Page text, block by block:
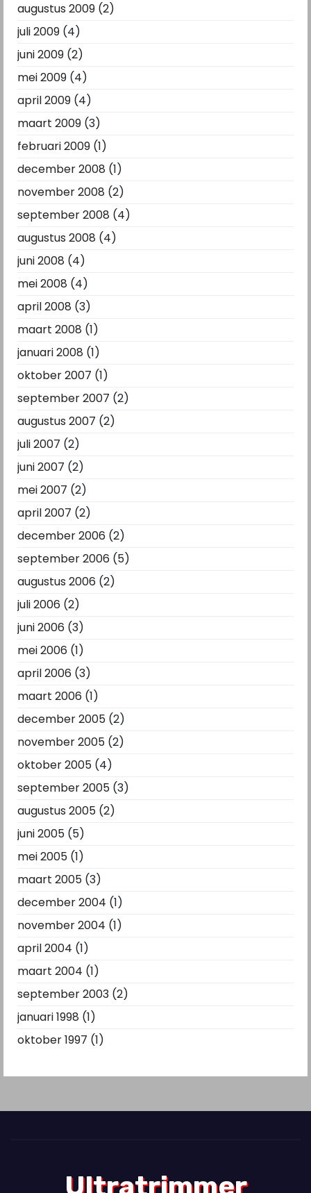
augustus 2009 (2)
juli 2009 (4)
juni 2009 (2)
mei 2009 (4)
april 2009 (4)
maart 2009 (3)
februari 2009 (1)
december 2008 (1)
november 2008 (2)
september 2008 (4)
augustus 2008 (4)
juni 2008 (4)
mei 2008 (4)
april 2008 (3)
maart 2008 (1)
januari 2008 (1)
oktober 2007 (1)
september 2007 (2)
augustus 2007 (2)
juli 2007 (2)
juni 2007 (2)
mei 2007 (2)
april 2007 (2)
december 2006 (2)
september 2006 (5)
augustus 2006 (2)
juli 2006 (2)
juni 2006 (3)
mei 2006 (1)
april 2006 (3)
maart 2006 (1)
december 2005 (2)
november 2005 (2)
oktober 2005 (4)
september 2005 (3)
augustus 2005 (2)
juni 2005 (5)
mei 2005 (1)
maart 2005 (3)
december 2004 (1)
november 2004 (1)
april 2004 (1)
maart 2004 (1)
september 2003 (2)
januari 1998 (1)
oktober 1997 (1)
Ultratrimmer